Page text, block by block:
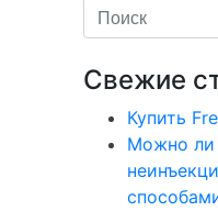
Свежие
Купить
Можно ли